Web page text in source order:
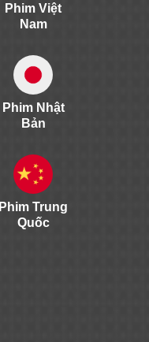
Phim Việt
Nam
Phim Nhật
Bản
Phim Trung
Quốc